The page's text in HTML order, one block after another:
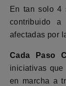
En tan solo 4
contribuido
afectadas por
Cada Paso
iniciativas que
en marcha a